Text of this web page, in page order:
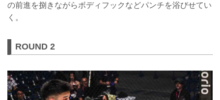
の前進を捌きながらボディフックなどパンチを浴びせてい
く。
ROUND 2